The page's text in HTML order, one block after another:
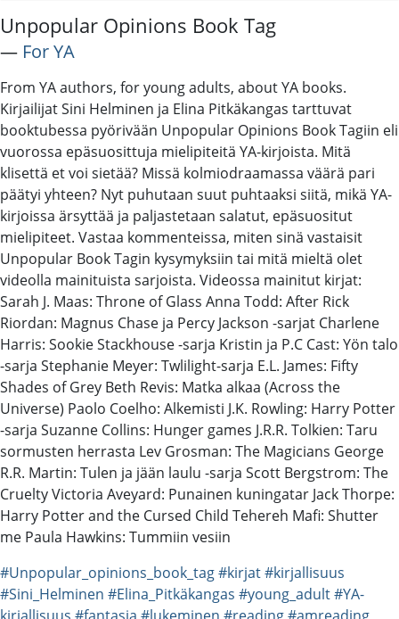
Unpopular Opinions Book Tag
― For YA
From YA authors, for young adults, about YA books.
Kirjailijat Sini Helminen ja Elina Pitkäkangas tarttuvat
booktubessa pyörivään Unpopular Opinions Book Tagiin eli
vuorossa epäsuosittuja mielipiteitä YA-kirjoista. Mitä
klisettä et voi sietää? Missä kolmiodraamassa väärä pari
päätyi yhteen? Nyt puhutaan suut puhtaaksi siitä, mikä YA-
kirjoissa ärsyttää ja paljastetaan salatut, epäsuositut
mielipiteet. Vastaa kommenteissa, miten sinä vastaisit
Unpopular Book Tagin kysymyksiin tai mitä mieltä olet
videolla mainituista sarjoista. Videossa mainitut kirjat:
Sarah J. Maas: Throne of Glass Anna Todd: After Rick
Riordan: Magnus Chase ja Percy Jackson -sarjat Charlene
Harris: Sookie Stackhouse -sarja Kristin ja P.C Cast: Yön talo
-sarja Stephanie Meyer: Twlilight-sarja E.L. James: Fifty
Shades of Grey Beth Revis: Matka alkaa (Across the
Universe) Paolo Coelho: Alkemisti J.K. Rowling: Harry Potter
-sarja Suzanne Collins: Hunger games J.R.R. Tolkien: Taru
sormusten herrasta Lev Grosman: The Magicians George
R.R. Martin: Tulen ja jään laulu -sarja Scott Bergstrom: The
Cruelty Victoria Aveyard: Punainen kuningatar Jack Thorpe:
Harry Potter and the Cursed Child Tehereh Mafi: Shutter
me Paula Hawkins: Tummiin vesiin
#Unpopular_opinions_book_tag#kirjat#kirjallisuus
#Sini_Helminen #Elina_Pitkäkangas #young_adult#YA-